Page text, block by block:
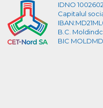
IDNO
Capitalul
B.C.
BIC